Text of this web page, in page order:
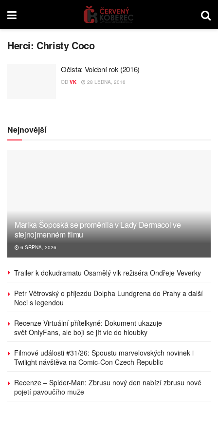
Herci: Christy Coco
Očista: Volební rok (2016)
OD VK 28 LEDNA, 2016
Nejnovější
Marika Šoposká se proměnila v Lady Dermacol ve
stejnojmenném filmu
6 SRPNA, 2026
Trailer k dokudramatu Osamělý vlk režiséra Ondřeje Veverky
Petr Větrovský o příjezdu Dolpha Lundgrena do Prahy a další
Noci s legendou
Recenze Virtuální přítelkyně: Dokument ukazuje
svět OnlyFans, ale bojí se jít víc do hloubky
Filmové události #31/26: Spoustu marvelovských novinek i
Twilight návštěva na Comic-Con Czech Republic
Recenze – Spider-Man: Zbrusu nový den nabízí zbrusu nové
pojetí pavoučího muže